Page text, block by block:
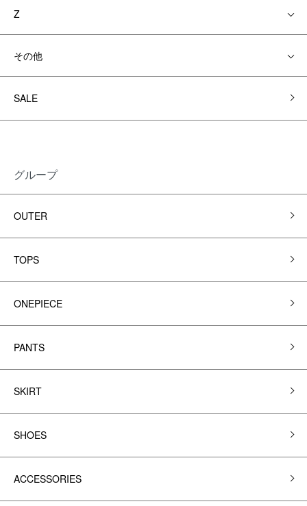
Z
その他
SALE
グループ
OUTER
TOPS
ONEPIECE
PANTS
SKIRT
SHOES
ACCESSORIES